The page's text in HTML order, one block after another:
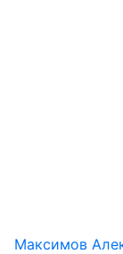
Максимов